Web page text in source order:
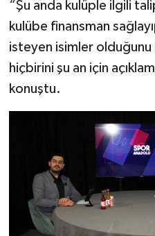
“Şu anda kulüple ilgili
kulübe finansman
isteyen isimler
hiçbirini şu an için
konuştu.